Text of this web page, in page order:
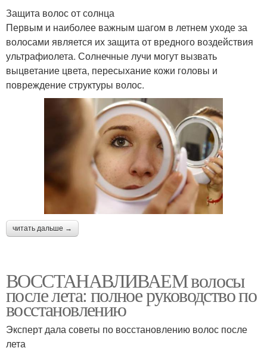
Защита волос от солнца
Первым и наиболее важным шагом в летнем уходе за
волосами является их защита от вредного воздействия
ультрафиолета. Солнечные лучи могут вызвать
выцветание цвета, пересыхание кожи головы и
повреждение структуры волос.
читать дальше →
ВОССТАНАВЛИВАЕМ волосы
после лета: полное руководство по
восстановлению
Эксперт дала советы по восстановлению волос после
лета